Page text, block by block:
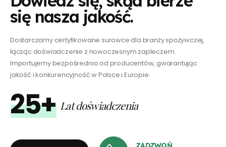
się nasza jakość.
Dostarczamy certyfikowane surowce dla branży spożywczej,
łącząc doświadczenie z nowoczesnym zapleczem.
Importujemy bezpośrednio od producentów, gwarantując
jakość i konkurencyjność w Polsce i Europie.
25+ Lat doświadczenia